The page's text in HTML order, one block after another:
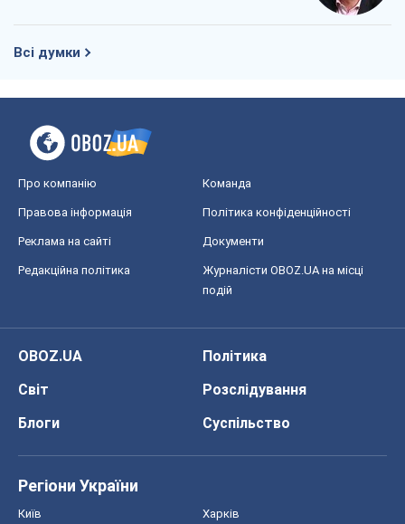
Всі думки
Про компанію Команда
Правова інформація Політика конфіденційності
Реклама на сайті Документи
Редакційна політика
Журналісти OBOZ.UA на місці
подій
OBOZ.UA
Політика
Світ
Розслідування
Блоги
Суспільство
Регіони України
Київ Харків